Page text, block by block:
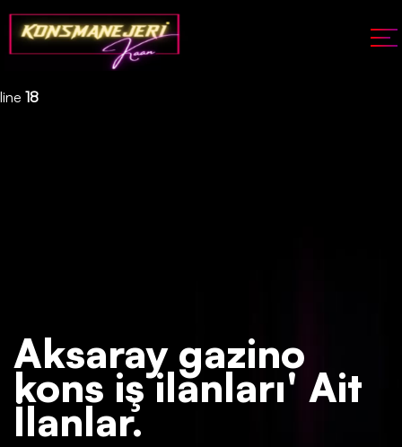
Deprecated: json_decode(): Passing null to parameter #1 ($json)
of type string is deprecated in
/home/konsmenajericom/public_html/api/kontrol/etiket.php
line 18
Aksaray gazino
kons iş ilanları' Ait
İlanlar.